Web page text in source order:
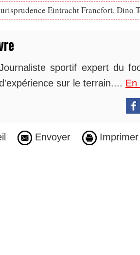
Eintracht Francfort, Dino
sportif expert du
sur le terrain.... En
Envoyer Imprimer